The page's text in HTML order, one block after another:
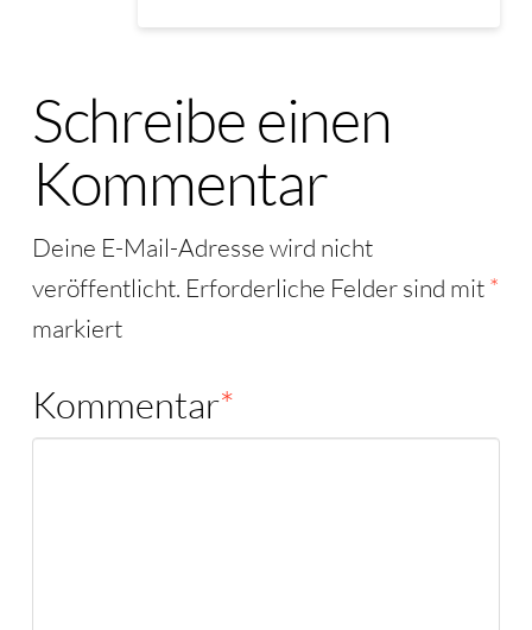
Schreibe einen
Kommentar
Deine E-Mail-Adresse wird nicht
veröffentlicht. Erforderliche Felder sind mit*
markiert
Kommentar*